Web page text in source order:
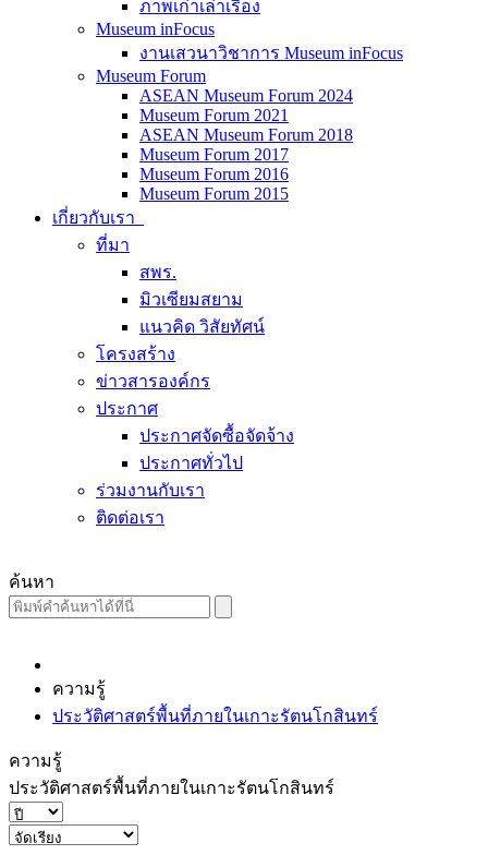
ภาพเก่าเล่าเรื่อง
Museum inFocus
งานเสวนาวิชาการ Museum inFocus
Museum Forum
ASEAN Museum Forum 2024
Museum Forum 2021
ASEAN Museum Forum 2018
Museum Forum 2017
Museum Forum 2016
Museum Forum 2015
เกี่ยวกับเรา
ที่มา
สพร.
มิวเซียมสยาม
แนวคิด วิสัยทัศน์
โครงสร้าง
ข่าวสารองค์กร
ประกาศ
ประกาศจัดซื้อจัดจ้าง
ประกาศทั่วไป
ร่วมงานกับเรา
ติดต่อเรา
ค้นหา
ความรู้
ประวัติศาสตร์พื้นที่ภายในเกาะรัตนโกสินทร์
ความรู้
ประวัติศาสตร์พื้นที่ภายในเกาะรัตนโกสินทร์